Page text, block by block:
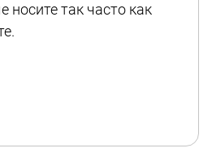
так часто как